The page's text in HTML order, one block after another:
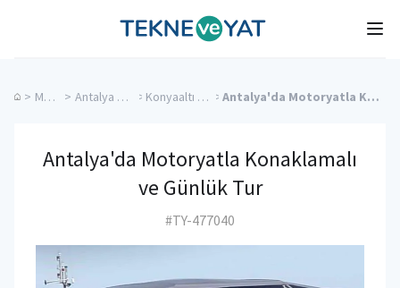
Tekne ve Yat
> Mavi Tur > Antalya Kiralık Yatlar > Konyaaltı Kiralık Yatlar > Antalya'da Motoryatla Konaklamalı ve Günlük Tur
Antalya'da Motoryatla Konaklamalı
ve Günlük Tur
#TY-477040